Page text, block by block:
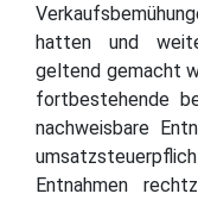
hatten und
geltend gemacht
fortbestehende
nachweisbare
Entnahmen